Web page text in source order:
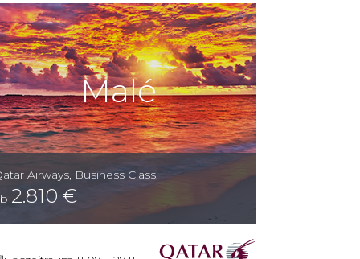
Malé
Airways, Business Class,
2.810 €